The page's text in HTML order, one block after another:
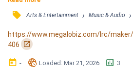
ထိ..ငါ.. / စားဖို့မရှိတော့လို့ ခိုးဝှက်ရသူ
ထိန်းချုပ်မရဘူးကွယ် / မျက်စိကန်း
တစ်ပတ်လမ်းလျှောက်ခိုင်းသလို / ဒုက္ခ
မင်းပဲ...
󰓹 Arts & Entertainment › Music & Audio ›
https://www.megalobiz.com/lrc/
406
󰏌
󰃶 - 󱉊 Loaded: Mar 21, 2026 󱕎 3